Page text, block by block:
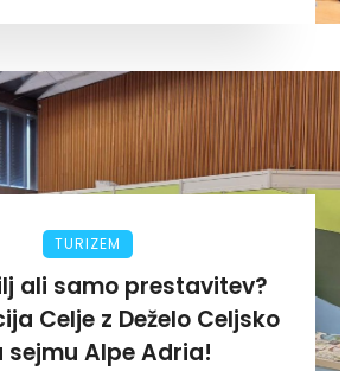
TURIZEM
ali samo prestavitev?
Celje z Deželo Celjsko
sejmu Alpe Adria!